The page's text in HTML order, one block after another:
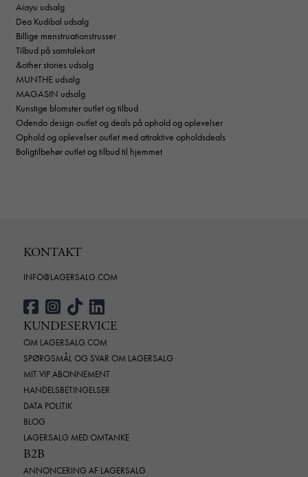
Aiayu udsalg
Dea Kudibal udsalg
Billige menstruationstrusser
Tilbud på samtalekort
&other stories udsalg
MUNTHE udsalg
MAGASIN udsalg
Kunstige blomster outlet og tilbud
Odendo design outlet og deals på ophold og oplevelser
Ophold og oplevelser outlet med attraktive opholdsdeals
Boligtilbehør outlet og tilbud til hjemmet
KONTAKT
INFO@LAGERSALG.COM
KUNDESERVICE
OM LAGERSALG.COM
SPØRGSMÅL OG SVAR OM LAGERSALG
MIT VIP ABONNEMENT
HANDELSBETINGELSER
DATA POLITIK
BLOG
LAGERSALG MED OMTANKE
B2B
ANNONCERING AF LAGERSALG